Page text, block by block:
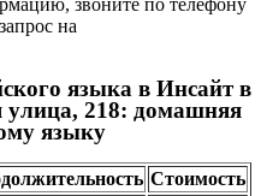
звоните по телефону
на
языка в Инсайт в
улица, 218: домашняя
языку
Стоимость